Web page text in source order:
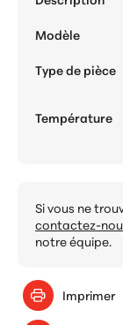
Modèle
Type de pièce
Température
Si vous ne
contactez-
notre équipe.
Imprimer